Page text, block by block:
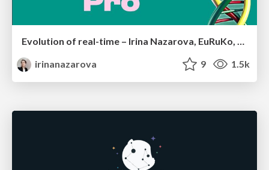
Evolution of real-time – Irina Nazarova, EuRuKo, 2024
irinanazarova
9 1.5k